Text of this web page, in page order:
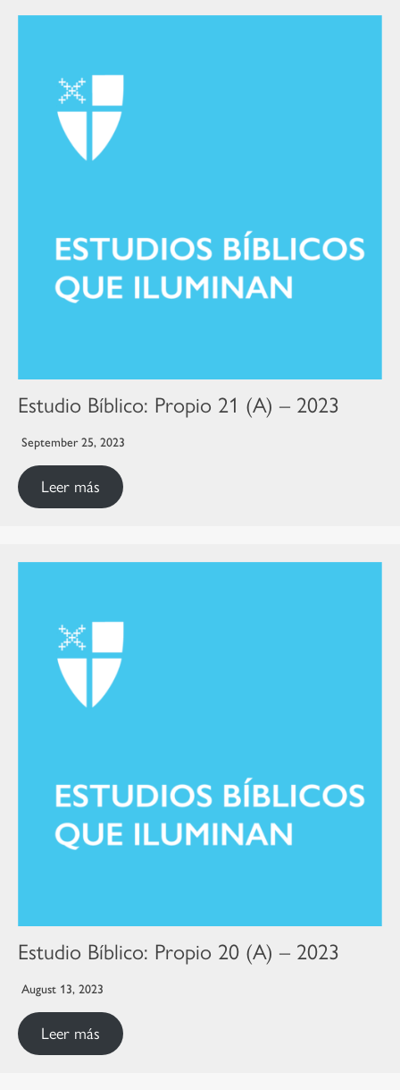
Estudio Bíblico: Propio 21 (A) – 2023
September 25, 2023
Leer más
Estudio Bíblico: Propio 20 (A) – 2023
August 13, 2023
Leer más